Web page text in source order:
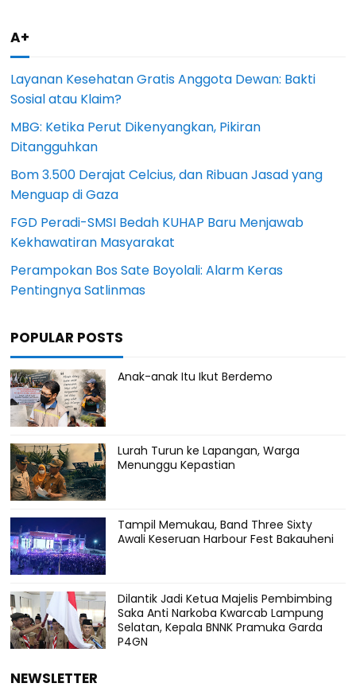
A+
Layanan Kesehatan Gratis Anggota Dewan: Bakti
Sosial atau Klaim?
MBG: Ketika Perut Dikenyangkan, Pikiran
Ditangguhkan
Bom 3.500 Derajat Celcius, dan Ribuan Jasad yang
Menguap di Gaza
FGD Peradi-SMSI Bedah KUHAP Baru Menjawab
Kekhawatiran Masyarakat
Perampokan Bos Sate Boyolali: Alarm Keras
Pentingnya Satlinmas
POPULAR POSTS
Anak-anak Itu Ikut Berdemo
Lurah Turun ke Lapangan, Warga
Menunggu Kepastian
Tampil Memukau, Band Three Sixty
Awali Keseruan Harbour Fest Bakauheni
Dilantik Jadi Ketua Majelis Pembimbing
Saka Anti Narkoba Kwarcab Lampung
Selatan, Kepala BNNK Pramuka Garda
P4GN
NEWSLETTER